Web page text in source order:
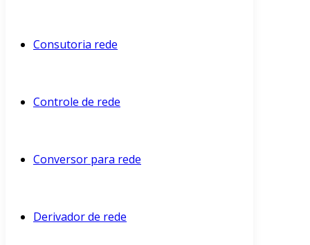
Consutoria rede
Controle de rede
Conversor para rede
Derivador de rede